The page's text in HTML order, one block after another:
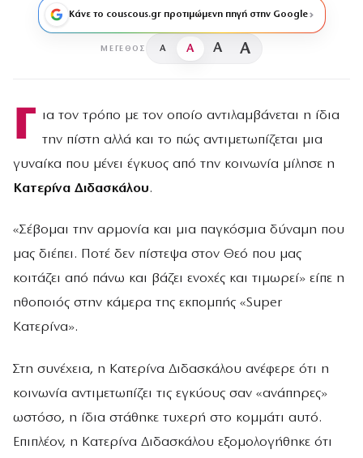
Κάνε το couscous.gr προτιμώμενη πηγή στην Google
ΜΈΓΕΘΟΣ A A A A
Γ ια τον τρόπο με τον οποίο αντιλαμβάνεται η ίδια
την πίστη αλλά και το πώς αντιμετωπίζεται μια
γυναίκα που μένει έγκυος από την κοινωνία μίλησε η
Κατερίνα Διδασκάλου.
«Σέβομαι την αρμονία και μια παγκόσμια δύναμη που
μας διέπει. Ποτέ δεν πίστεψα στον Θεό που μας
κοιτάζει από πάνω και βάζει ενοχές και τιμωρεί» είπε η
ηθοποιός στην κάμερα της εκπομπής «Super
Κατερίνα».
Στη συνέχεια, η Κατερίνα Διδασκάλου ανέφερε ότι η
κοινωνία αντιμετωπίζει τις εγκύους σαν «ανάπηρες»
ωστόσο, η ίδια στάθηκε τυχερή στο κομμάτι αυτό.
Επιπλέον, η Κατερίνα Διδασκάλου εξομολογήθηκε ότι